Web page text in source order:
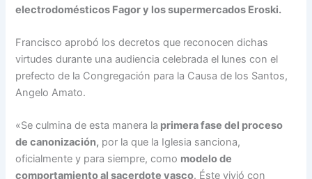
electrodomésticos Fagor y los supermercados Eroski.
Francisco aprobó los decretos que reconocen dichas
virtudes durante una audiencia celebrada el lunes con el
prefecto de la Congregación para la Causa de los Santos,
Angelo Amato.
«Se culmina de esta manera la primera fase del proceso
de canonización, por la que la Iglesia sanciona,
oficialmente y para siempre, como modelo de
comportamiento al sacerdote vasco. Éste vivió con